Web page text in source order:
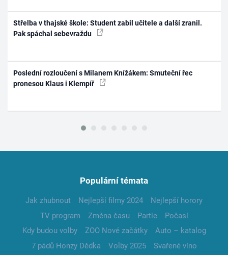
Střelba v thajské škole: Student zabil učitele a další zranil.
Pak spáchal sebevraždu
Poslední rozloučení s Milanem Knížákem: Smuteční řec
pronesou Klaus i Klempíř
Populární témata
Jak zhubnout Nejlepší filmy 2024
Nejlepší horory
TV program
Změna času Partie
Počasí
Kdy budou volby
ZOO Nové začátky
Auto – katalog
7 pádů Honzy Dědka
Volby 2025
Svařené víno